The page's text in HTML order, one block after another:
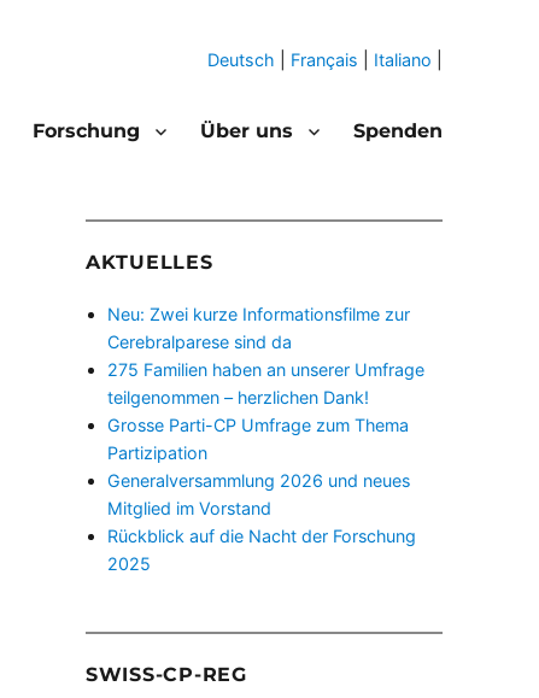
Deutsch Français Italiano
Forschung Über uns Spenden
AKTUELLES
Neu: Zwei kurze Informationsfilme zur
Cerebralparese sind da
275 Familien haben an unserer Umfrage
teilgenommen – herzlichen Dank!
Grosse Parti-CP Umfrage zum Thema
Partizipation
Generalversammlung 2026 und neues
Mitglied im Vorstand
Rückblick auf die Nacht der Forschung
2025
SWISS-CP-REG